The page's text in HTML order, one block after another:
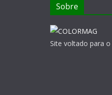
Sobre
Site voltado para